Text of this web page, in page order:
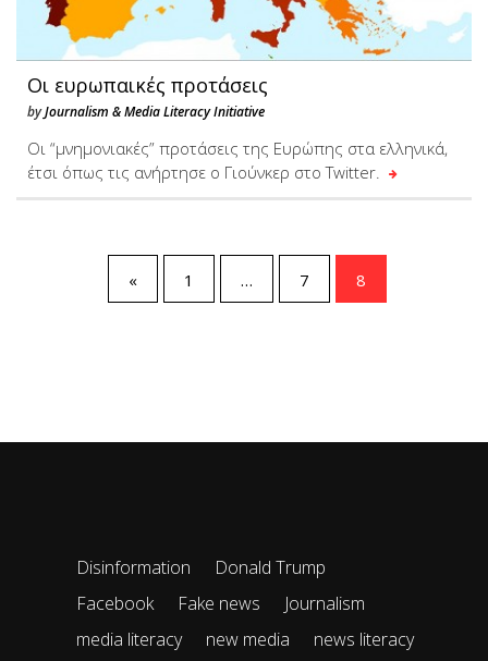
Οι ευρωπαικές προτάσεις
byJournalism & Media Literacy Initiative
Οι “μνημονιακές” προτάσεις της Ευρώπης στα ελληνικά,
έτσι όπως τις ανήρτησε ο Γιούνκερ στο Twitter.
« 1 … 7 8
Disinformation
Donald Trump
Facebook
Fake news
Journalism
media literacy
new media
news literacy